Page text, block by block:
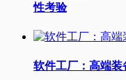
性考验
软件工厂：高端